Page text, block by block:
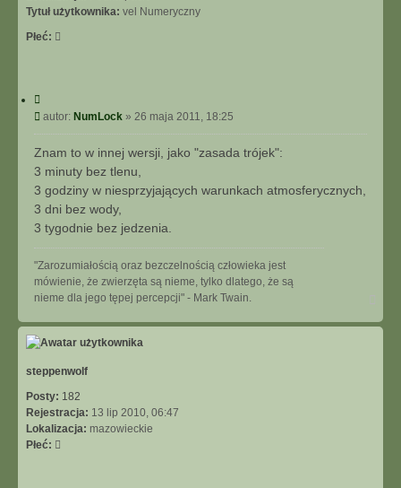
N
S
O
Tytuł użytkownika: vel Numeryczny
Płeć:
y
j
P
o
s
autor: NumLock » 26 maja 2011, 18:25
Znam to w innej wersji, jako "zasada trójek":
3 minuty bez tlenu,
3 godziny w niesprzyjających warunkach atmosferycznych,
3 dni bez wody,
3 tygodnie bez jedzenia.
"Zarozumiałością oraz bezczelnością człowieka jest
mówienie, że zwierzęta są nieme, tylko dlatego, że są
nieme dla jego tępej percepcji" - Mark Twain.
g
steppenwolf
Posty: 182
Rejestracja: 13 lip 2010, 06:47
Lokalizacja: mazowieckie
Płeć: